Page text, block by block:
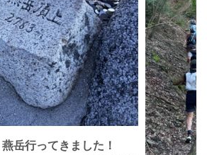
岳行ってきました！